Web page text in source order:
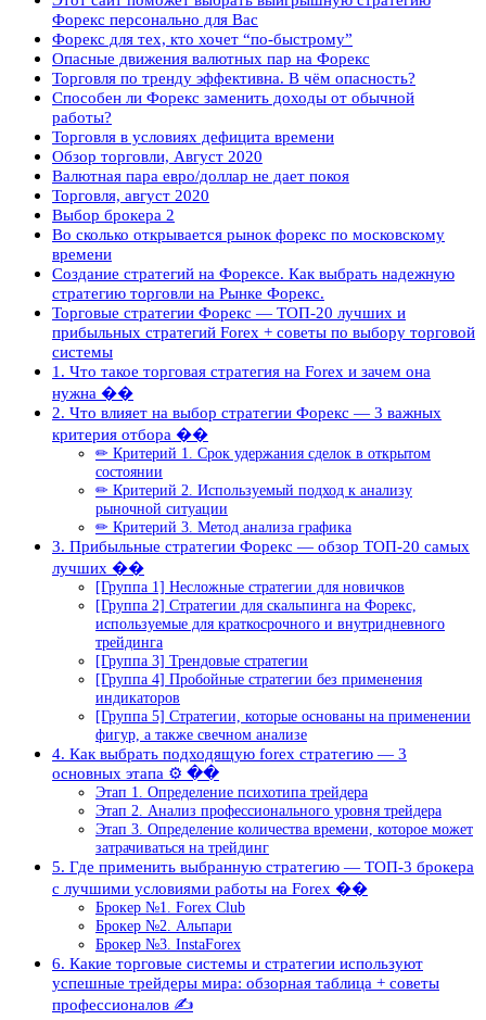
Форекс персонально для Вас
Форекс для тех, кто хочет “по-быстрому”
Опасные движения валютных пар на Форекс
Торговля по тренду эффективна. В чём опасность?
Способен ли Форекс заменить доходы от обычной
работы?
Торговля в условиях дефицита времени
Обзор торговли, Август 2020
Валютная пара евро/доллар не дает покоя
Торговля, август 2020
Выбор брокера 2
Во сколько открывается рынок форекс по московскому
времени
Создание стратегий на Форексе. Как выбрать надежную
стратегию торговли на Рынке Форекс.
Торговые стратегии Форекс — ТОП-20 лучших и
прибыльных стратегий Forex + советы по выбору торговой
системы
1. Что такое торговая стратегия на Forex и зачем она
нужна ��
2. Что влияет на выбор стратегии Форекс — 3 важных
критерия отбора ��
✏ Критерий 1. Срок удержания сделок в открытом
состоянии
✏ Критерий 2. Используемый подход к анализу
рыночной ситуации
✏ Критерий 3. Метод анализа графика
3. Прибыльные стратегии Форекс — обзор ТОП-20 самых
лучших ��
[Группа 1] Несложные стратегии для новичков
[Группа 2] Стратегии для скальпинга на Форекс,
используемые для краткосрочного и внутридневного
трейдинга
[Группа 3] Трендовые стратегии
[Группа 4] Пробойные стратегии без применения
индикаторов
[Группа 5] Стратегии, которые основаны на применении
фигур, а также свечном анализе
4. Как выбрать подходящую forex стратегию — 3
основных этапа ⚙ ��
Этап 1. Определение психотипа трейдера
Этап 2. Анализ профессионального уровня трейдера
Этап 3. Определение количества времени, которое может
затрачиваться на трейдинг
5. Где применить выбранную стратегию — ТОП-3 брокера
с лучшими условиями работы на Forex ��
Брокер №1. Forex Club
Брокер №2. Альпари
Брокер №3. InstaForex
6. Какие торговые системы и стратегии используют
успешные трейдеры мира: обзорная таблица + советы
профессионалов ✍